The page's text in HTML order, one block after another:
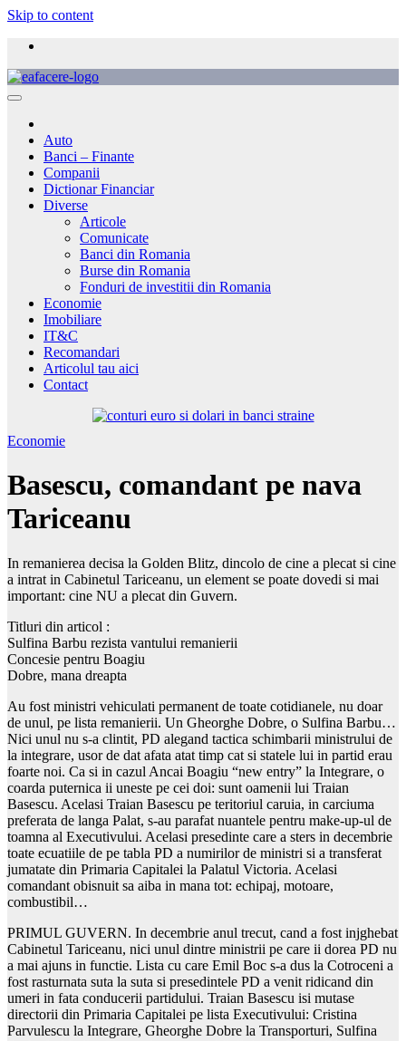
Skip to content
Auto
Banci – Finante
Companii
Dictionar Financiar
Diverse
Articole
Comunicate
Banci din Romania
Burse din Romania
Fonduri de investitii din Romania
Economie
Imobiliare
IT&C
Recomandari
Articolul tau aici
Contact
Economie
Basescu, comandant pe nava
Tariceanu
In remanierea decisa la Golden Blitz, dincolo de cine a plecat si cine
a intrat in Cabinetul Tariceanu, un element se poate dovedi si mai
important: cine NU a plecat din Guvern.
Titluri din articol :
Sulfina Barbu rezista vantului remanierii
Concesie pentru Boagiu
Dobre, mana dreapta
Au fost ministri vehiculati permanent de toate cotidianele, nu doar
de unul, pe lista remanierii. Un Gheorghe Dobre, o Sulfina Barbu…
Nici unul nu s-a clintit, PD alegand tactica schimbarii ministrului de
la integrare, usor de dat afata atat timp cat si statele lui in partid erau
foarte noi. Ca si in cazul Ancai Boagiu “new entry” la Integrare, o
coarda puternica ii uneste pe cei doi: sunt oamenii lui Traian
Basescu. Acelasi Traian Basescu pe teritoriul caruia, in carciuma
preferata de langa Palat, s-au parafat nuantele pentru make-up-ul de
toamna al Executivului. Acelasi presedinte care a sters in decembrie
toate ecuatiile de pe tabla PD a numirilor de ministri si a transferat
jumatate din Primaria Capitalei la Palatul Victoria. Acelasi
comandant obisnuit sa aiba in mana tot: echipaj, motoare,
combustibil…
PRIMUL GUVERN. In decembrie anul trecut, cand a fost injghebat
Cabinetul Tariceanu, nici unul dintre ministrii pe care ii dorea PD nu
a mai ajuns in functie. Lista cu care Emil Boc s-a dus la Cotroceni a
fost rasturnata suta la suta si presedintele PD a venit ridicand din
umeri in fata conducerii partidului. Traian Basescu isi mutase
directorii din Primaria Capitalei pe lista Executivului: Cristina
Parvulescu la Integrare, Gheorghe Dobre la Transporturi, Sulfina